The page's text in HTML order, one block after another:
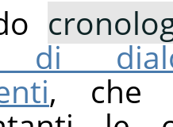
di
, che